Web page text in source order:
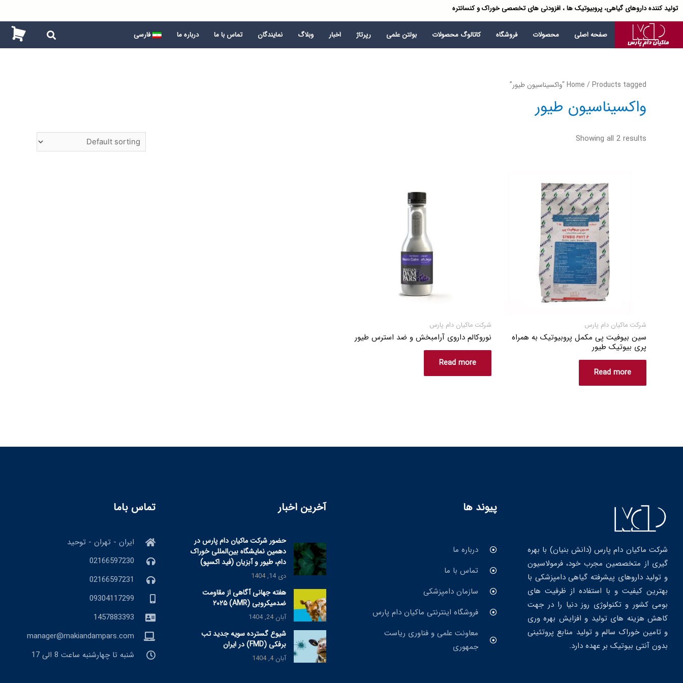
تولید کننده داروهای گیاهی، پروبیوتیک ها ، افزودنی های تخصصی خوراک و کنسانتره
صفحه اصلی محصولات فروشگاه کاتالوگ محصولات بولتن علمی رپرتاژ اخبار وبلاگ نمایندگان تماس با ما درباره ما فارسی
Home / Products tagged “واکسیناسیون طیور”
واکسیناسیون طیور
Showing all 2 results
شرکت ماکیان دام پارس
سین بیوفیت پی مکمل پروبیوتیک به همراه
پری بیوتیک طیور
Read more
شرکت ماکیان دام پارس
نوروکالم داروی آرامبخش و ضد استرس طیور
Read more
شرکت ماکیان دام پارس (دانش بنیان) با بهره
گیری از متخصصین مجرب خود، فرمولاسیون
و تولید داروهای پیشرفته گیاهی دامپزشکی با
بهترین کیفیت و با استفاده از ظرفیت های
بومی کشور و تکنولوژی روز دنیا را در جهت
کاهش هزینه های تولید و افزایش بهره وری
و تامین خوراک سالم و تولید منابع پروتئینی
بدون آنتی بیوتیک بر عهده دارد.
پیوند ها
درباره ما
تماس با ما
سازمان دامپزشکی
فروشگاه اینترنتی ماکیان دام پارس
معاونت علمی و فناوری ریاست
جمهوری
آخرین اخبار
حضور شرکت ماکیان دام پارس در
دهمین نمایشگاه بین‌المللی خوراک
دام، طیور و آبزیان (فید اکسپو)
دی 14, 1404
هفته جهانی آگاهی از مقاومت
ضدمیکروبی (AMR) ۲۰۲۵
آبان 24, 1404
شیوع گسترده سویه جدید تب
برفکی (FMD) در ایران
آبان 4, 1404
تماس باما
ایران - تهران - توحید
02166597230
02166597231
09304117299
1457883393
manager@makiandampars.com
شنبه تا چهارشنبه ساعت 8 الی 17